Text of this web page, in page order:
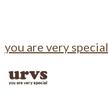
you are very special